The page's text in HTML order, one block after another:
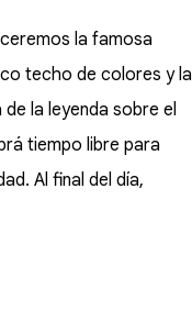
la famosa
techo de colores y la
de la leyenda sobre el
tiempo libre para
Al final del día,